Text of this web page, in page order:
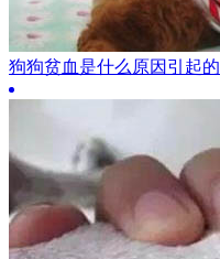
狗狗贫血是什么原因引起的